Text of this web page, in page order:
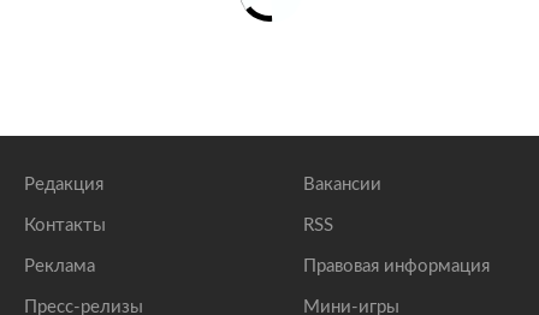
Редакция
Контакты
Реклама
Пресс-релизы
Вакансии
RSS
Правовая информация
Мини-игры